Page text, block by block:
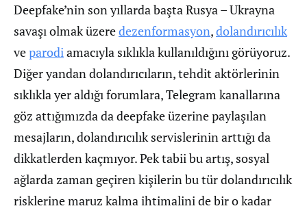
Deepfake’nin son yıllarda başta Rusya – Ukrayna
savaşı olmak üzeredezenformasyon,dolandırıcılık
veparodi amacıyla sıklıkla kullanıldığını görüyoruz.
Diğer yandan dolandırıcıların, tehdit aktörlerinin
sıklıkla yer aldığı forumlara, Telegram kanallarına
göz attığımızda da deepfake üzerine paylaşılan
mesajların, dolandırıcılık servislerinin arttığı da
dikkatlerden kaçmıyor. Pek tabii bu artış, sosyal
ağlarda zaman geçiren kişilerin bu tür dolandırıcılık
risklerine maruz kalma ihtimalini de bir o kadar